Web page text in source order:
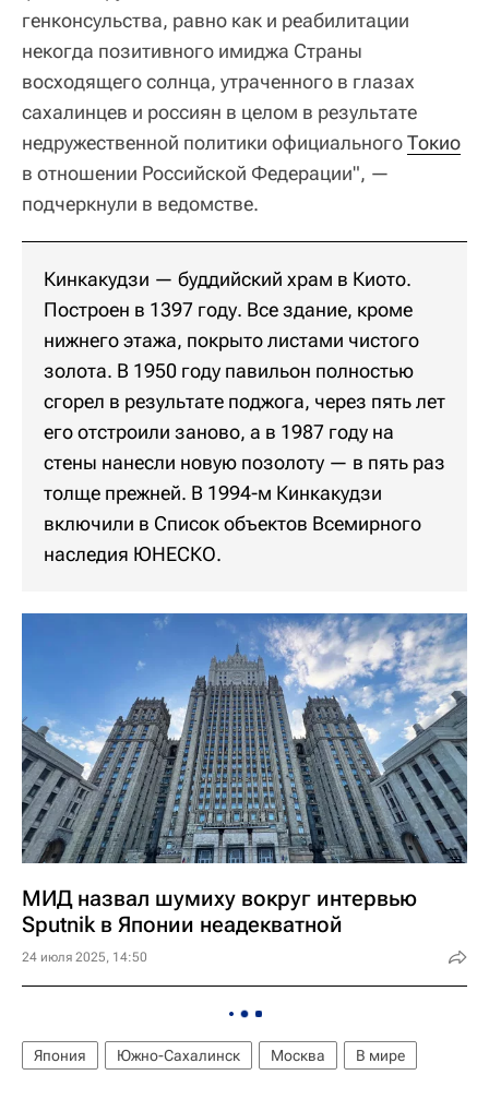
генконсульства, равно как и реабилитации
некогда позитивного имиджа Страны
восходящего солнца, утраченного в глазах
сахалинцев и россиян в целом в результате
недружественной политики официальногоТокио
в отношении Российской Федерации", —
подчеркнули в ведомстве.
Кинкакудзи — буддийский храм в Киото.
Построен в 1397 году. Все здание, кроме
нижнего этажа, покрыто листами чистого
золота. В 1950 году павильон полностью
сгорел в результате поджога, через пять лет
его отстроили заново, а в 1987 году на
стены нанесли новую позолоту — в пять раз
толще прежней. В 1994-м Кинкакудзи
включили в Список объектов Всемирного
наследия ЮНЕСКО.
МИД назвал шумиху вокруг интервью
Sputnik в Японии неадекватной
24 июля 2025, 14:50
Япония Южно-Сахалинск Москва В мире